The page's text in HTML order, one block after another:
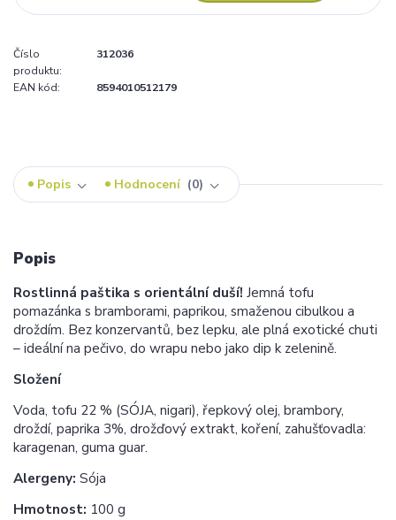
Číslo
produktu:
312036
EAN kód: 8594010512179
Popis Hodnocení 0
Popis
Rostlinná paštika s orientální duší! Jemná tofu
pomazánka s bramborami, paprikou, smaženou cibulkou a
droždím. Bez konzervantů, bez lepku, ale plná exotické chuti
– ideální na pečivo, do wrapu nebo jako dip k zelenině.
Složení
Voda, tofu 22 % (SÓJA, nigari), řepkový olej, brambory,
droždí, paprika 3%, drožďový extrakt, koření, zahušťovadla:
karagenan, guma guar.
Alergeny: Sója
Hmotnost: 100 g